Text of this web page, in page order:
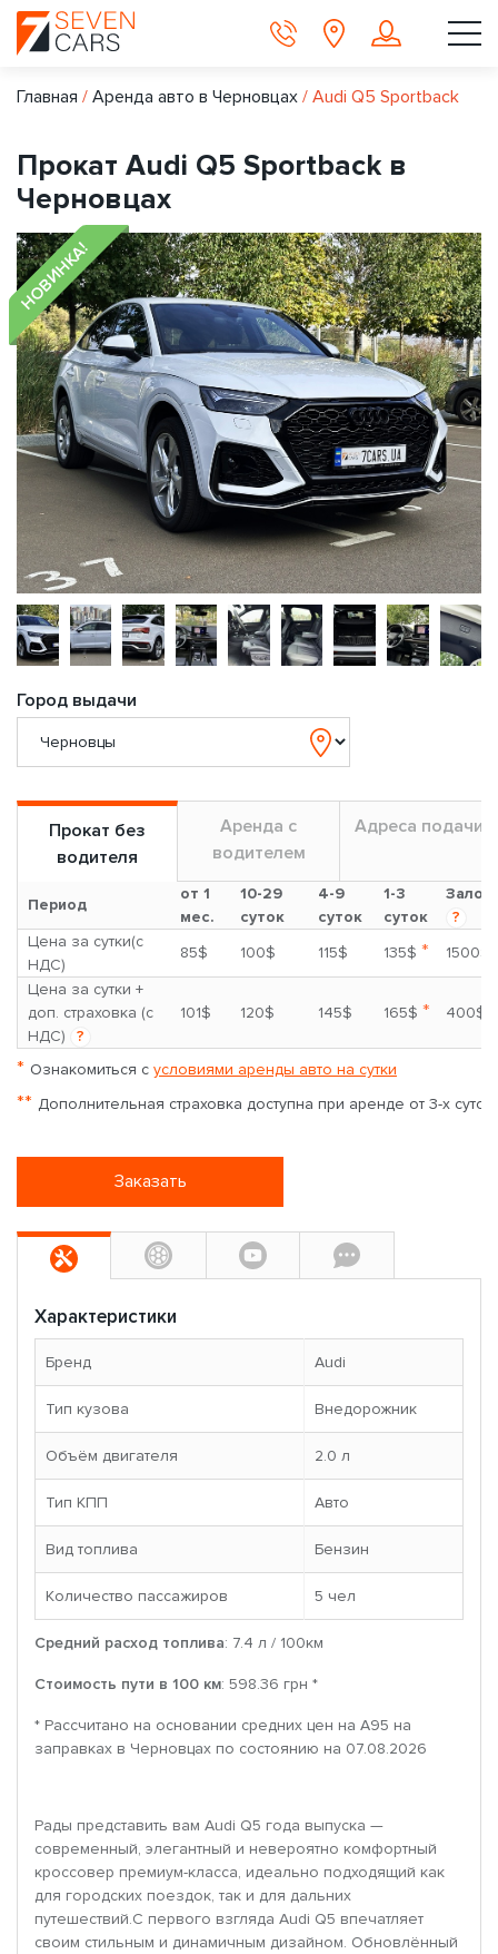
Главная / Аренда авто в Черновцах / Audi Q5 Sportback
Прокат Audi Q5 Sportback в
Черновцах
НОВИНКА!
Город выдачи
Прокат без
водителя
Аренда с
водителем
Адреса подачи
Период
от 1
мес.
10-29
суток
4-9
суток
1-3
суток
Залог
?
Цена за сутки(с
НДС)
85$ 100$ 115$ 135$ *
1500$
Цена за сутки +
доп. страховка (с
НДС)
?
101$ 120$ 145$ 165$ * 400$
* Ознакомиться с условиями аренды авто на сутки
** Дополнительная страховка доступна при аренде от 3-х суток
Заказать
Характеристики
Бренд Audi
Тип кузова Внедорожник
Объём двигателя 2.0 л
Тип КПП Авто
Вид топлива Бензин
Количество пассажиров 5 чел
Средний расход топлива: 7.4 л / 100км
Стоимость пути в 100 км: 598.36 грн *
* Рассчитано на основании средних цен на A95 на
заправках в Черновцах по состоянию на 07.08.2026
Рады представить вам Audi Q5 года выпуска —
современный, элегантный и невероятно комфортный
кроссовер премиум-класса, идеально подходящий как
для городских поездок, так и для дальних
путешествий.С первого взгляда Audi Q5 впечатляет
своим стильным и динамичным дизайном. Обновлённый